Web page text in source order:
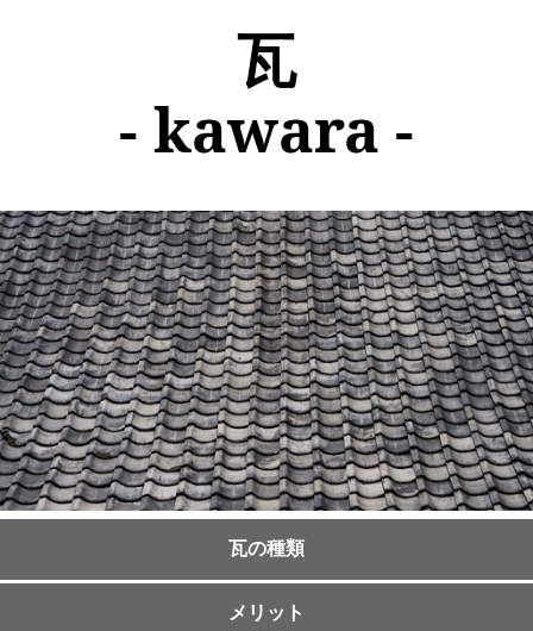
瓦
- kawara -
瓦の種類
メリット